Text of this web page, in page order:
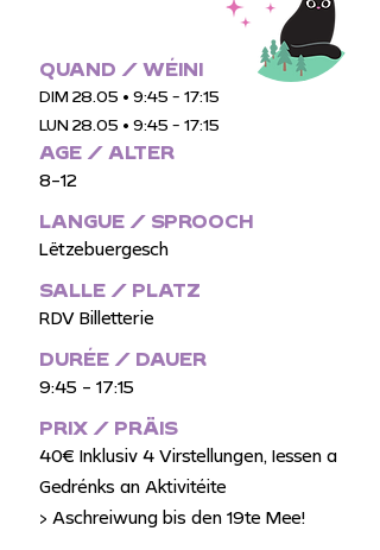
QUAND / WÉINI
DIM 28.05 • 9:45 - 17:15
LUN 28.05 • 9:45 - 17:15
AGE / ALTER
8-12
LANGUE / SPROOCH
Lëtzebuergesch
SALLE / PLATZ
RDV Billetterie
DURÉE / DAUER
9:45 - 17:15
PRIX / PRÄIS
40€ Inklusiv 4 Virstellungen, Iessen a
Gedrénks an Aktivitéite
> Aschreiwung bis den 19te Mee!